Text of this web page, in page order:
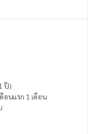
ปี)
อนแรก 1 เดือน